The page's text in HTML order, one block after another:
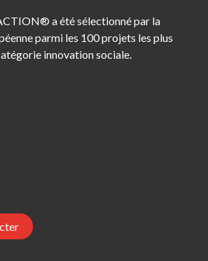
a été sélectionné par la
parmi les 100 projets les plus
innovation sociale.